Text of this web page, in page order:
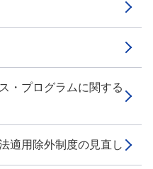
・プログラムに関する
適用除外制度の見直し